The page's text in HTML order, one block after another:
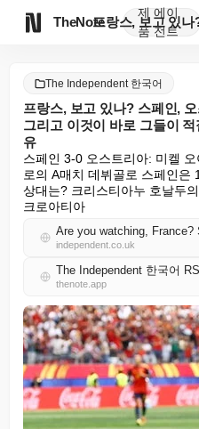
TheNote
제
품
에이
전트
The Independent 한국어
프랑스, 보고 있나? 스페인,
그리고 이것이 바로 그들이
유
스페인 3-0 오스트리아: 미켈
로의 A매치 데뷔골로 스페인은
상대는? 크리스티아누 호날두
크로아티아
independent.co.uk
The Independent 한국어
thenote.app